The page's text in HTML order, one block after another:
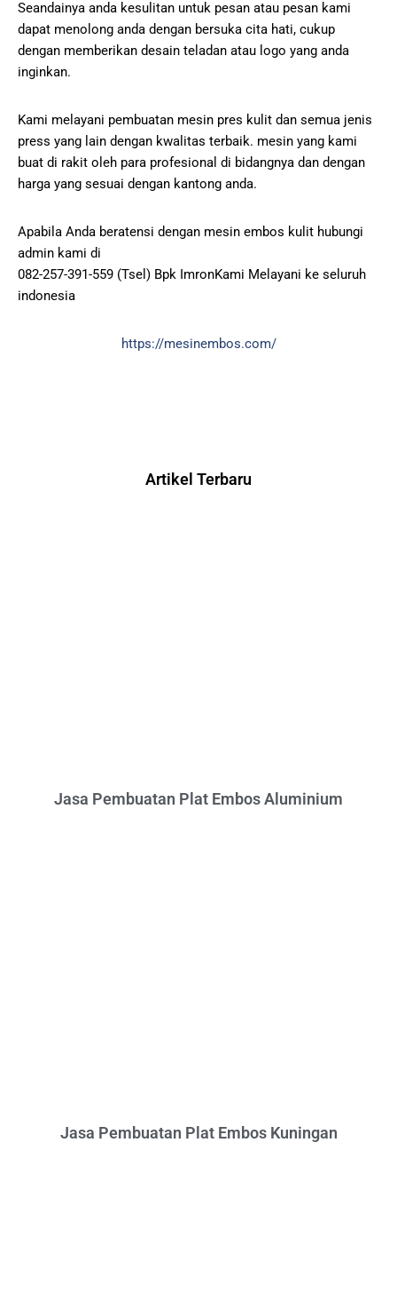
Seandainya anda kesulitan untuk pesan atau pesan kami
dapat menolong anda dengan bersuka cita hati, cukup
dengan memberikan desain teladan atau logo yang anda
inginkan.
Kami melayani pembuatan mesin pres kulit dan semua jenis
press yang lain dengan kwalitas terbaik. mesin yang kami
buat di rakit oleh para profesional di bidangnya dan dengan
harga yang sesuai dengan kantong anda.
Apabila Anda beratensi dengan mesin embos kulit hubungi
admin kami di
082-257-391-559 (Tsel) Bpk ImronKami Melayani ke seluruh
indonesia
https://mesinembos.com/
Artikel Terbaru
Jasa Pembuatan Plat Embos Aluminium
Jasa Pembuatan Plat Embos Kuningan